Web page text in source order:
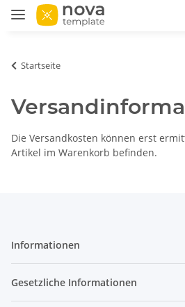
Startseite
Die Versandkosten können erst
Artikel im Warenkorb befinden.
Informationen
Gesetzliche Informationen